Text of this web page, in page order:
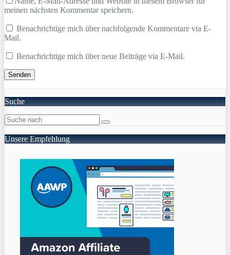
meinen nächsten Kommentar speichern.
Benachrichtige mich über nachfolgende Kommentare via E-
Mail.
Benachrichtige mich über neue Beiträge via E-Mail.
Suche
Unsere Empfehlung